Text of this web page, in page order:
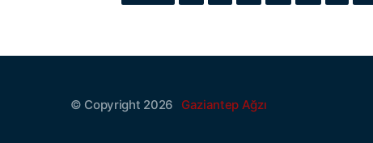
© Copyright 2026 Gaziantep Ağzı